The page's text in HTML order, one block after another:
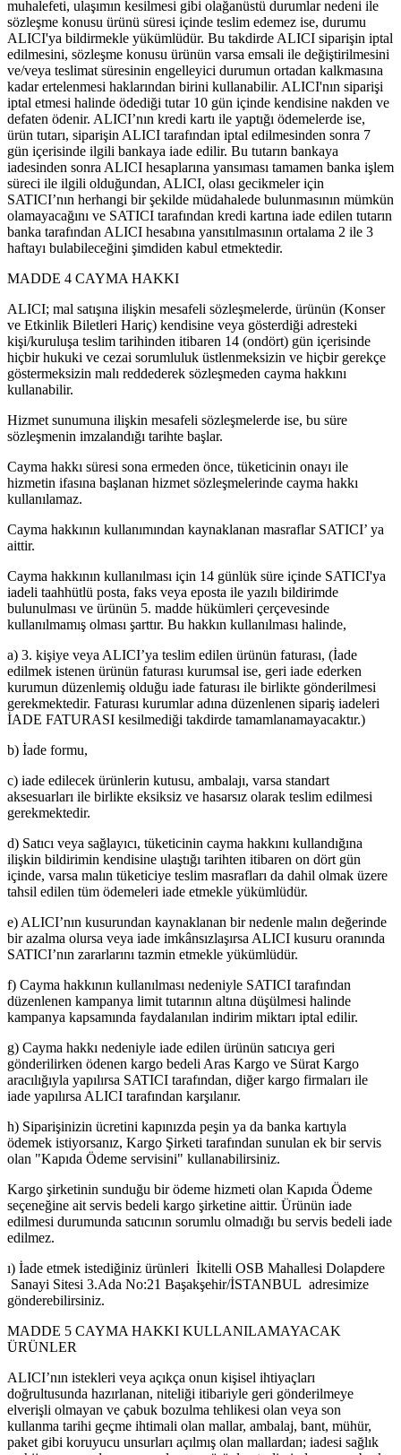
muhalefeti, ulaşımın kesilmesi gibi olağanüstü durumlar nedeni ile
sözleşme konusu ürünü süresi içinde teslim edemez ise, durumu
ALICI'ya bildirmekle yükümlüdür. Bu takdirde ALICI siparişin iptal
edilmesini, sözleşme konusu ürünün varsa emsali ile değiştirilmesini
ve/veya teslimat süresinin engelleyici durumun ortadan kalkmasına
kadar ertelenmesi haklarından birini kullanabilir. ALICI'nın siparişi
iptal etmesi halinde ödediği tutar 10 gün içinde kendisine nakden ve
defaten ödenir. ALICI’nın kredi kartı ile yaptığı ödemelerde ise,
ürün tutarı, siparişin ALICI tarafından iptal edilmesinden sonra 7
gün içerisinde ilgili bankaya iade edilir. Bu tutarın bankaya
iadesinden sonra ALICI hesaplarına yansıması tamamen banka işlem
süreci ile ilgili olduğundan, ALICI, olası gecikmeler için
SATICI’nın herhangi bir şekilde müdahalede bulunmasının mümkün
olamayacağını ve SATICI tarafından kredi kartına iade edilen tutarın
banka tarafından ALICI hesabına yansıtılmasının ortalama 2 ile 3
haftayı bulabileceğini şimdiden kabul etmektedir.
MADDE 4 CAYMA HAKKI
ALICI; mal satışına ilişkin mesafeli sözleşmelerde, ürünün (Konser
ve Etkinlik Biletleri Hariç) kendisine veya gösterdiği adresteki
kişi/kuruluşa teslim tarihinden itibaren 14 (ondört) gün içerisinde
hiçbir hukuki ve cezai sorumluluk üstlenmeksizin ve hiçbir gerekçe
göstermeksizin malı reddederek sözleşmeden cayma hakkını
kullanabilir.
Hizmet sunumuna ilişkin mesafeli sözleşmelerde ise, bu süre
sözleşmenin imzalandığı tarihte başlar.
Cayma hakkı süresi sona ermeden önce, tüketicinin onayı ile
hizmetin ifasına başlanan hizmet sözleşmelerinde cayma hakkı
kullanılamaz.
Cayma hakkının kullanımından kaynaklanan masraflar SATICI’ ya
aittir.
Cayma hakkının kullanılması için 14 günlük süre içinde SATICI'ya
iadeli taahhütlü posta, faks veya eposta ile yazılı bildirimde
bulunulması ve ürünün 5. madde hükümleri çerçevesinde
kullanılmamış olması şarttır. Bu hakkın kullanılması halinde,
a) 3. kişiye veya ALICI’ya teslim edilen ürünün faturası, (İade
edilmek istenen ürünün faturası kurumsal ise, geri iade ederken
kurumun düzenlemiş olduğu iade faturası ile birlikte gönderilmesi
gerekmektedir. Faturası kurumlar adına düzenlenen sipariş iadeleri
İADE FATURASI kesilmediği takdirde tamamlanamayacaktır.)
b) İade formu,
c) iade edilecek ürünlerin kutusu, ambalajı, varsa standart
aksesuarları ile birlikte eksiksiz ve hasarsız olarak teslim edilmesi
gerekmektedir.
d) Satıcı veya sağlayıcı, tüketicinin cayma hakkını kullandığına
ilişkin bildirimin kendisine ulaştığı tarihten itibaren on dört gün
içinde, varsa malın tüketiciye teslim masrafları da dahil olmak üzere
tahsil edilen tüm ödemeleri iade etmekle yükümlüdür.
e) ALICI’nın kusurundan kaynaklanan bir nedenle malın değerinde
bir azalma olursa veya iade imkânsızlaşırsa ALICI kusuru oranında
SATICI’nın zararlarını tazmin etmekle yükümlüdür.
f) Cayma hakkının kullanılması nedeniyle SATICI tarafından
düzenlenen kampanya limit tutarının altına düşülmesi halinde
kampanya kapsamında faydalanılan indirim miktarı iptal edilir.
g) Cayma hakkı nedeniyle iade edilen ürünün satıcıya geri
gönderilirken ödenen kargo bedeli Aras Kargo ve Sürat Kargo
aracılığıyla yapılırsa SATICI tarafından, diğer kargo firmaları ile
iade yapılırsa ALICI tarafından karşılanır.
h) Siparişinizin ücretini kapınızda peşin ya da banka kartıyla
ödemek istiyorsanız, Kargo Şirketi tarafından sunulan ek bir servis
olan "Kapıda Ödeme servisini" kullanabilirsiniz.
Kargo şirketinin sunduğu bir ödeme hizmeti olan Kapıda Ödeme
seçeneğine ait servis bedeli kargo şirketine aittir. Ürünün iade
edilmesi durumunda satıcının sorumlu olmadığı bu servis bedeli iade
edilmez.
ı) İade etmek istediğiniz ürünleri İkitelli OSB Mahallesi Dolapdere
Sanayi Sitesi 3.Ada No:21 Başakşehir/İSTANBUL adresimize
gönderebilirsiniz.
MADDE 5 CAYMA HAKKI KULLANILAMAYACAK
ÜRÜNLER
ALICI’nın istekleri veya açıkça onun kişisel ihtiyaçları
doğrultusunda hazırlanan, niteliği itibariyle geri gönderilmeye
elverişli olmayan ve çabuk bozulma tehlikesi olan veya son
kullanma tarihi geçme ihtimali olan mallar, ambalaj, bant, mühür,
paket gibi koruyucu unsurları açılmış olan mallardan; iadesi sağlık